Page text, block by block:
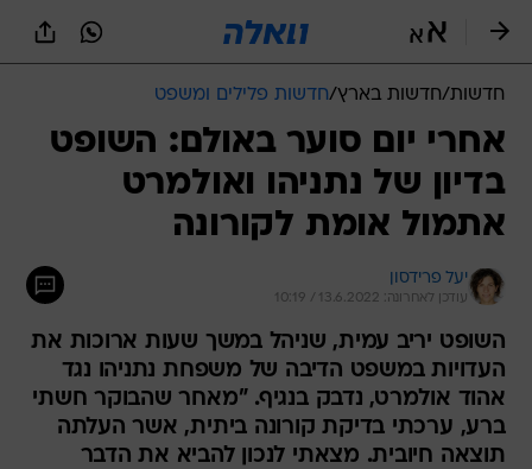
חדשות/חדשות בארץ/חדשות פלילים ומשפט
אחרי יום סוער באולם: השופט
בדיון של נתניהו ואולמרט
אתמול אומת לקורונה
יעל פרידסון
עודכן לאחרונה: 13.6.2022 / 10:19
השופט יריב עמית, שניהל במשך שעות ארוכות את
העדויות במשפט הדיבה של משפחת נתניהו נגד
אהוד אולמרט, נדבק בנגיף. "מאחר שהבוקר חשתי
ברע, ערכתי בדיקת קורונה ביתית, אשר העלתה
תוצאה חיובית. מצאתי לנכון להביא את הדבר